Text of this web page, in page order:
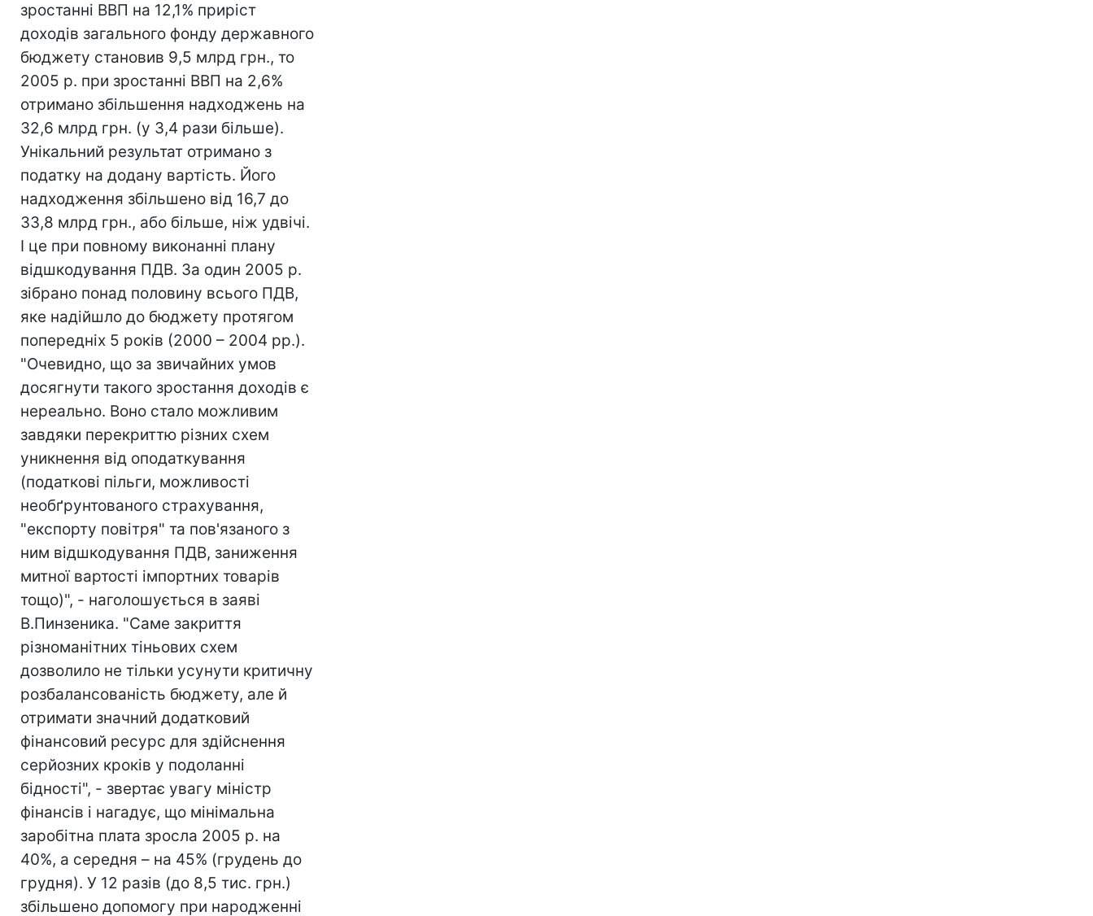
зростанні ВВП на 12,1% приріст
доходів загального фонду державного
бюджету становив 9,5 млрд грн., то
2005 р. при зростанні ВВП на 2,6%
отримано збільшення надходжень на
32,6 млрд грн. (у 3,4 рази більше).
Унікальний результат отримано з
податку на додану вартість. Його
надходження збільшено від 16,7 до
33,8 млрд грн., або більше, ніж удвічі.
І це при повному виконанні плану
відшкодування ПДВ. За один 2005 р.
зібрано понад половину всього ПДВ,
яке надійшло до бюджету протягом
попередніх 5 років (2000 – 2004 рр.).
"Очевидно, що за звичайних умов
досягнути такого зростання доходів є
нереально. Воно стало можливим
завдяки перекриттю різних схем
уникнення від оподаткування
(податкові пільги, можливості
необґрунтованого страхування,
"експорту повітря" та пов'язаного з
ним відшкодування ПДВ, заниження
митної вартості імпортних товарів
тощо)", - наголошується в заяві
В.Пинзеника. "Саме закриття
різноманітних тіньових схем
дозволило не тільки усунути критичну
розбалансованість бюджету, але й
отримати значний додатковий
фінансовий ресурс для здійснення
серйозних кроків у подоланні
бідності", - звертає увагу міністр
фінансів і нагадує, що мінімальна
заробітна плата зросла 2005 р. на
40%, а середня – на 45% (грудень до
грудня). У 12 разів (до 8,5 тис. грн.)
збільшено допомогу при народженні